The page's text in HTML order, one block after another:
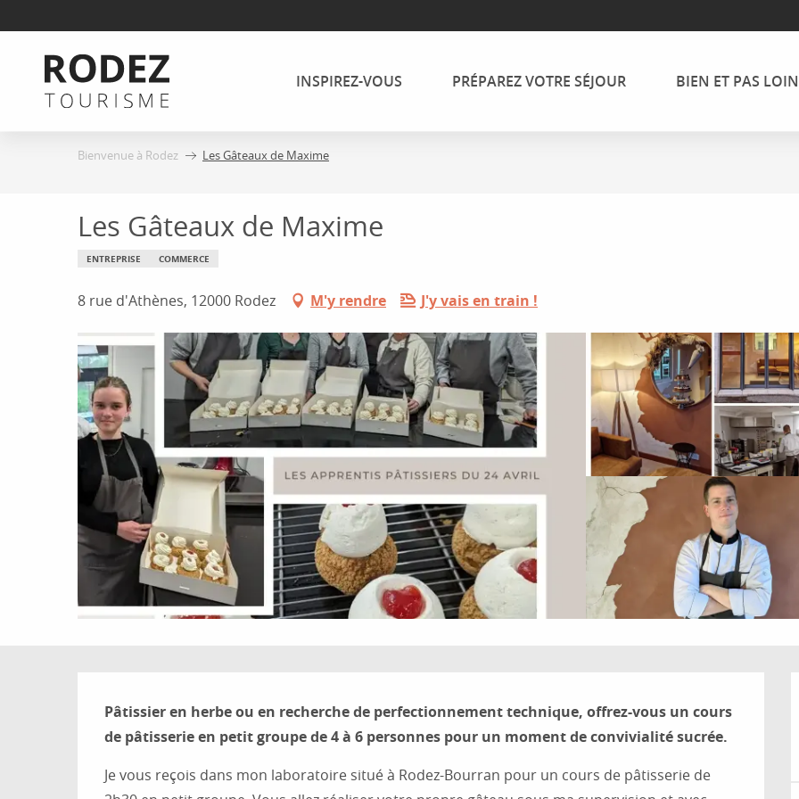
au
contenu
principal
INSPIREZ-VOUS PRÉPAREZ VOTRE SÉJOUR BIEN ET PAS LOIN
Bienvenue à Rodez Les Gâteaux de Maxime
Les Gâteaux de Maxime
ENTREPRISE COMMERCE
8 rue d'Athènes, 12000 Rodez M'y rendre J'y vais en train !
Description
Pâtissier en herbe ou en recherche de perfectionnement technique, offrez-vous un cours
de pâtisserie en petit groupe de 4 à 6 personnes pour un moment de convivialité sucrée.
Je vous reçois dans mon laboratoire situé à Rodez-Bourran pour un cours de pâtisserie de